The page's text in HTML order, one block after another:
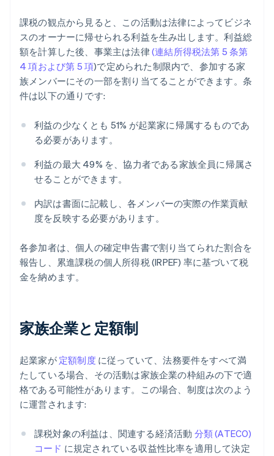
課税の観点から見ると、この活動は法律によってビジネ
スのオーナーに帰せられる利益を生み出します。利益総
額を計算した後、事業主は法律(連結所得税法第 5 条第
4 項および第 5 項)で定められた制限内で、参加する家
族メンバーにその一部を割り当てることができます。条
件は以下の通りです:
利益の少なくとも 51% が起業家に帰属するものであ
る必要があります。
利益の最大 49% を、協力者である家族全員に帰属さ
せることができます。
内訳は書面に記載し、各メンバーの実際の作業貢献
度を反映する必要があります。
各参加者は、個人の確定申告書で割り当てられた割合を
報告し、累進課税の個人所得税 (IRPEF) 率に基づいて税
金を納めます。
家族企業と定額制
起業家が 定額制度に従っていて、法務要件をすべて満
たしている場合、その活動は家族企業の枠組みの下で適
格である可能性があります。この場合、制度は次のよう
に運営されます:
課税対象の利益は、関連する経済活動 分類 (ATECO)
コード に規定されている収益性比率を適用して決定